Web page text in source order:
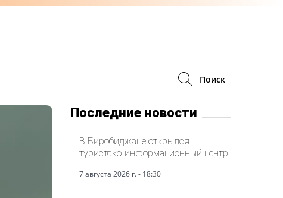
Поиск
Последние новости
В Биробиджане открылся
туристско-информационный центр
7 августа 2026 г. - 18:30